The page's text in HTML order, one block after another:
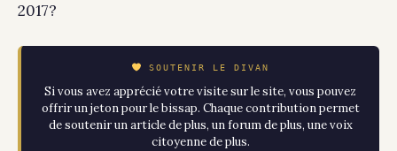
2017?
SOUTENIR LE DIVAN
Si vous avez apprécié votre visite sur le site, vous pouvez
offrir un jeton pour le bissap. Chaque contribution permet
de soutenir un article de plus, un forum de plus, une voix
citoyenne de plus.